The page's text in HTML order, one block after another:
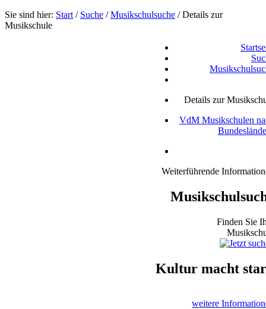
Sie sind hier: Start / Suche /Musikschulsuche /Details zur
Musikschule
Details zur
VdM Musikschulen
Weiterführende
Finden Sie
Kultur macht
weitere